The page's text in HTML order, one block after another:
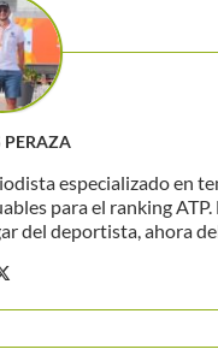
PERAZA
especializado en
para el ranking
del deportista, ahora